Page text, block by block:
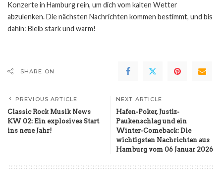
Konzerte in Hamburgrein, um dich vom kalten Wetter
abzulenken. Die nächsten Nachrichten kommen bestimmt, und bis
dahin: Bleib stark und warm!
SHARE ON
PREVIOUS ARTICLE
Classic Rock Musik News
KW 02: Ein explosives Start
ins neue Jahr!
NEXT ARTICLE
Hafen-Poker, Justiz-
Paukenschlag und ein
Winter-Comeback: Die
wichtigsten Nachrichten aus
Hamburg vom 06 Januar 2026